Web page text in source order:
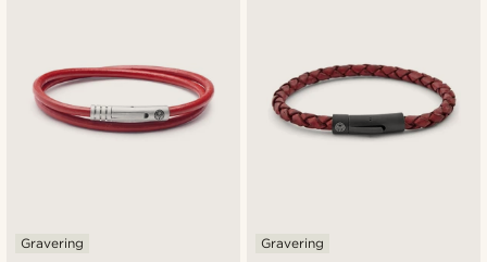
Gravering Gravering